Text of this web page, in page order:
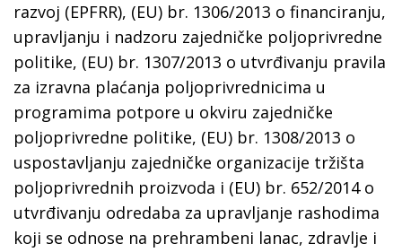
razvoj (EPFRR), (EU) br. 1306/2013 o financiranju,
upravljanju i nadzoru zajedničke poljoprivredne
politike, (EU) br. 1307/2013 o utvrđivanju pravila
za izravna plaćanja poljoprivrednicima u
programima potpore u okviru zajedničke
poljoprivredne politike, (EU) br. 1308/2013 o
uspostavljanju zajedničke organizacije tržišta
poljoprivrednih proizvoda i (EU) br. 652/2014 o
utvrđivanju odredaba za upravljanje rashodima
koji se odnose na prehrambeni lanac, zdravlje i